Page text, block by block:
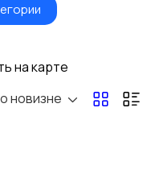
интернет, телеком
на карте
новизне